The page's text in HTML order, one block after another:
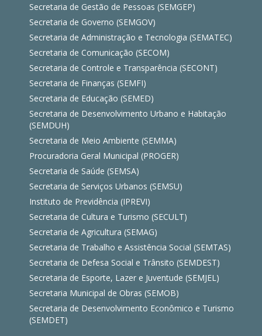
Secretaria de Gestão de Pessoas (SEMGEP)
Secretaria de Governo (SEMGOV)
Secretaria de Administração e Tecnologia (SEMATEC)
Secretaria de Comunicação (SECOM)
Secretaria de Controle e Transparência (SECONT)
Secretaria de Finanças (SEMFI)
Secretaria de Educação (SEMED)
Secretaria de Desenvolvimento Urbano e Habitação
(SEMDUH)
Secretaria de Meio Ambiente (SEMMA)
Procuradoria Geral Municipal (PROGER)
Secretaria de Saúde (SEMSA)
Secretaria de Serviços Urbanos (SEMSU)
Instituto de Previdência (IPREVI)
Secretaria de Cultura e Turismo (SECULT)
Secretaria de Agricultura (SEMAG)
Secretaria de Trabalho e Assistência Social (SEMTAS)
Secretaria de Defesa Social e Trânsito (SEMDEST)
Secretaria de Esporte, Lazer e Juventude (SEMJEL)
Secretaria Municipal de Obras (SEMOB)
Secretaria de Desenvolvimento Econômico e Turismo
(SEMDET)